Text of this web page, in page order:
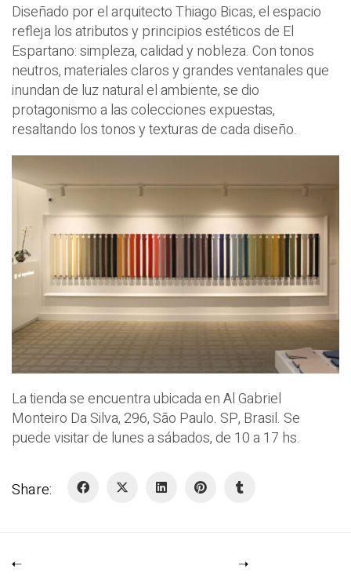
Diseñado por el arquitecto Thiago Bicas, el espacio
refleja los atributos y principios estéticos de El
Espartano: simpleza, calidad y nobleza. Con tonos
neutros, materiales claros y grandes ventanales que
inundan de luz natural el ambiente, se dio
protagonismo a las colecciones expuestas,
resaltando los tonos y texturas de cada diseño.
La tienda se encuentra ubicada en Al Gabriel
Monteiro Da Silva, 296, São Paulo. SP, Brasil. Se
puede visitar de lunes a sábados, de 10 a 17 hs.
Share: